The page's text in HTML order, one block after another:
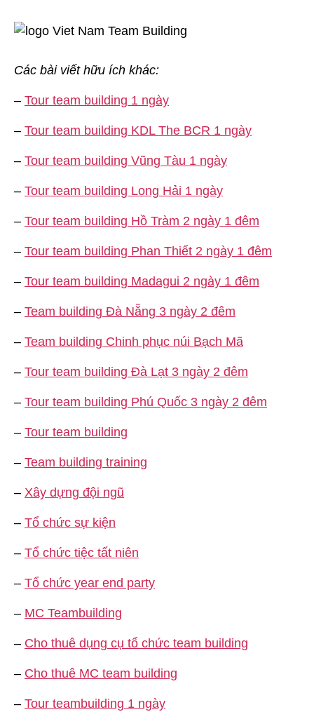
Các bài viết hữu ích khác:
– Tour team building 1 ngày
– Tour team building KDL The BCR 1 ngày
– Tour team building Vũng Tàu 1 ngày
– Tour team building Long Hải 1 ngày
– Tour team building Hồ Tràm 2 ngày 1 đêm
– Tour team building Phan Thiết 2 ngày 1 đêm
– Tour team building Madagui 2 ngày 1 đêm
– Team building Đà Nẵng 3 ngày 2 đêm
– Team building Chinh phục núi Bạch Mã
– Tour team building Đà Lạt 3 ngày 2 đêm
– Tour team building Phú Quốc 3 ngày 2 đêm
– Tour team building
– Team building training
– Xây dựng đội ngũ
– Tổ chức sự kiện
– Tổ chức tiệc tất niên
– Tổ chức year end party
– MC Teambuilding
– Cho thuê dụng cụ tổ chức team building
– Cho thuê MC team building
– Tour teambuilding 1 ngày